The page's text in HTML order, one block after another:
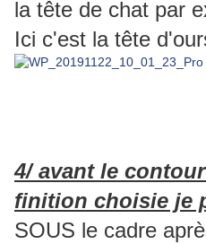
la tête de chat par
Ici c'est la tête
4/ avant le
finition choisie je
SOUS le cadre